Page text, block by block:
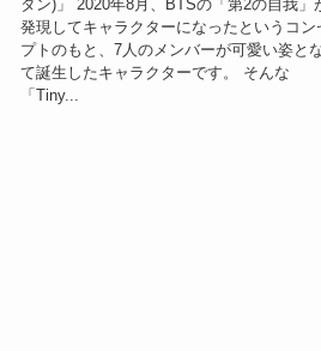
タン)」 2020年8月、BTSの「第2の自我」
発現してキャラクターになったというコン
プトのもと、7人のメンバーが可愛い姿と
て誕生したキャラクターです。 そんな
「Tiny...